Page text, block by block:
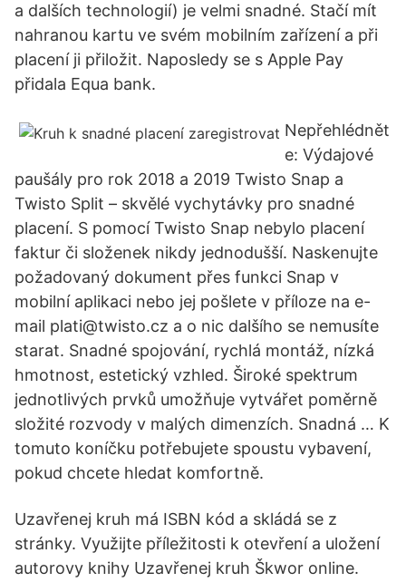
a dalších technologií) je velmi snadné. Stačí mít
nahranou kartu ve svém mobilním zařízení a při
placení ji přiložit. Naposledy se s Apple Pay
přidala Equa bank.
Nepřehlédnět
e: Výdajové
paušály pro rok 2018 a 2019 Twisto Snap a
Twisto Split – skvělé vychytávky pro snadné
placení. S pomocí Twisto Snap nebylo placení
faktur či složenek nikdy jednodušší. Naskenujte
požadovaný dokument přes funkci Snap v
mobilní aplikaci nebo jej pošlete v příloze na e-
mail plati@twisto.cz a o nic dalšího se nemusíte
starat. Snadné spojování, rychlá montáž, nízká
hmotnost, estetický vzhled. Široké spektrum
jednotlivých prvků umožňuje vytvářet poměrně
složité rozvody v malých dimenzích. Snadná … K
tomuto koníčku potřebujete spoustu vybavení,
pokud chcete hledat komfortně.
Uzavřenej kruh má ISBN kód a skládá se z
stránky. Využijte příležitosti k otevření a uložení
autorovy knihy Uzavřenej kruh Škwor online.